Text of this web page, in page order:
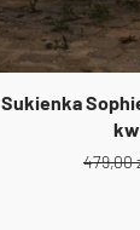
Sukienka
479,00